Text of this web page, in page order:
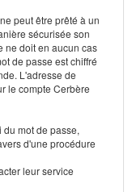
peut être prêté à un
sécurisée son
ne doit en aucun cas
de passe est chiffré
L'adresse de
le compte Cerbère
mot de passe,
d'une procédure
leur service